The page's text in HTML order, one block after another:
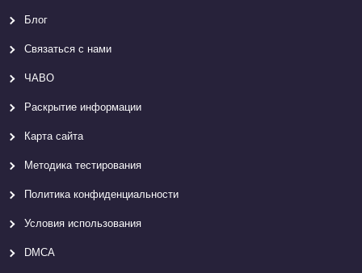
Блог
Связаться с нами
ЧАВО
Раскрытие информации
Карта сайтa
Методика тестирования
Политика конфиденциальности
Условия использования
DMCA